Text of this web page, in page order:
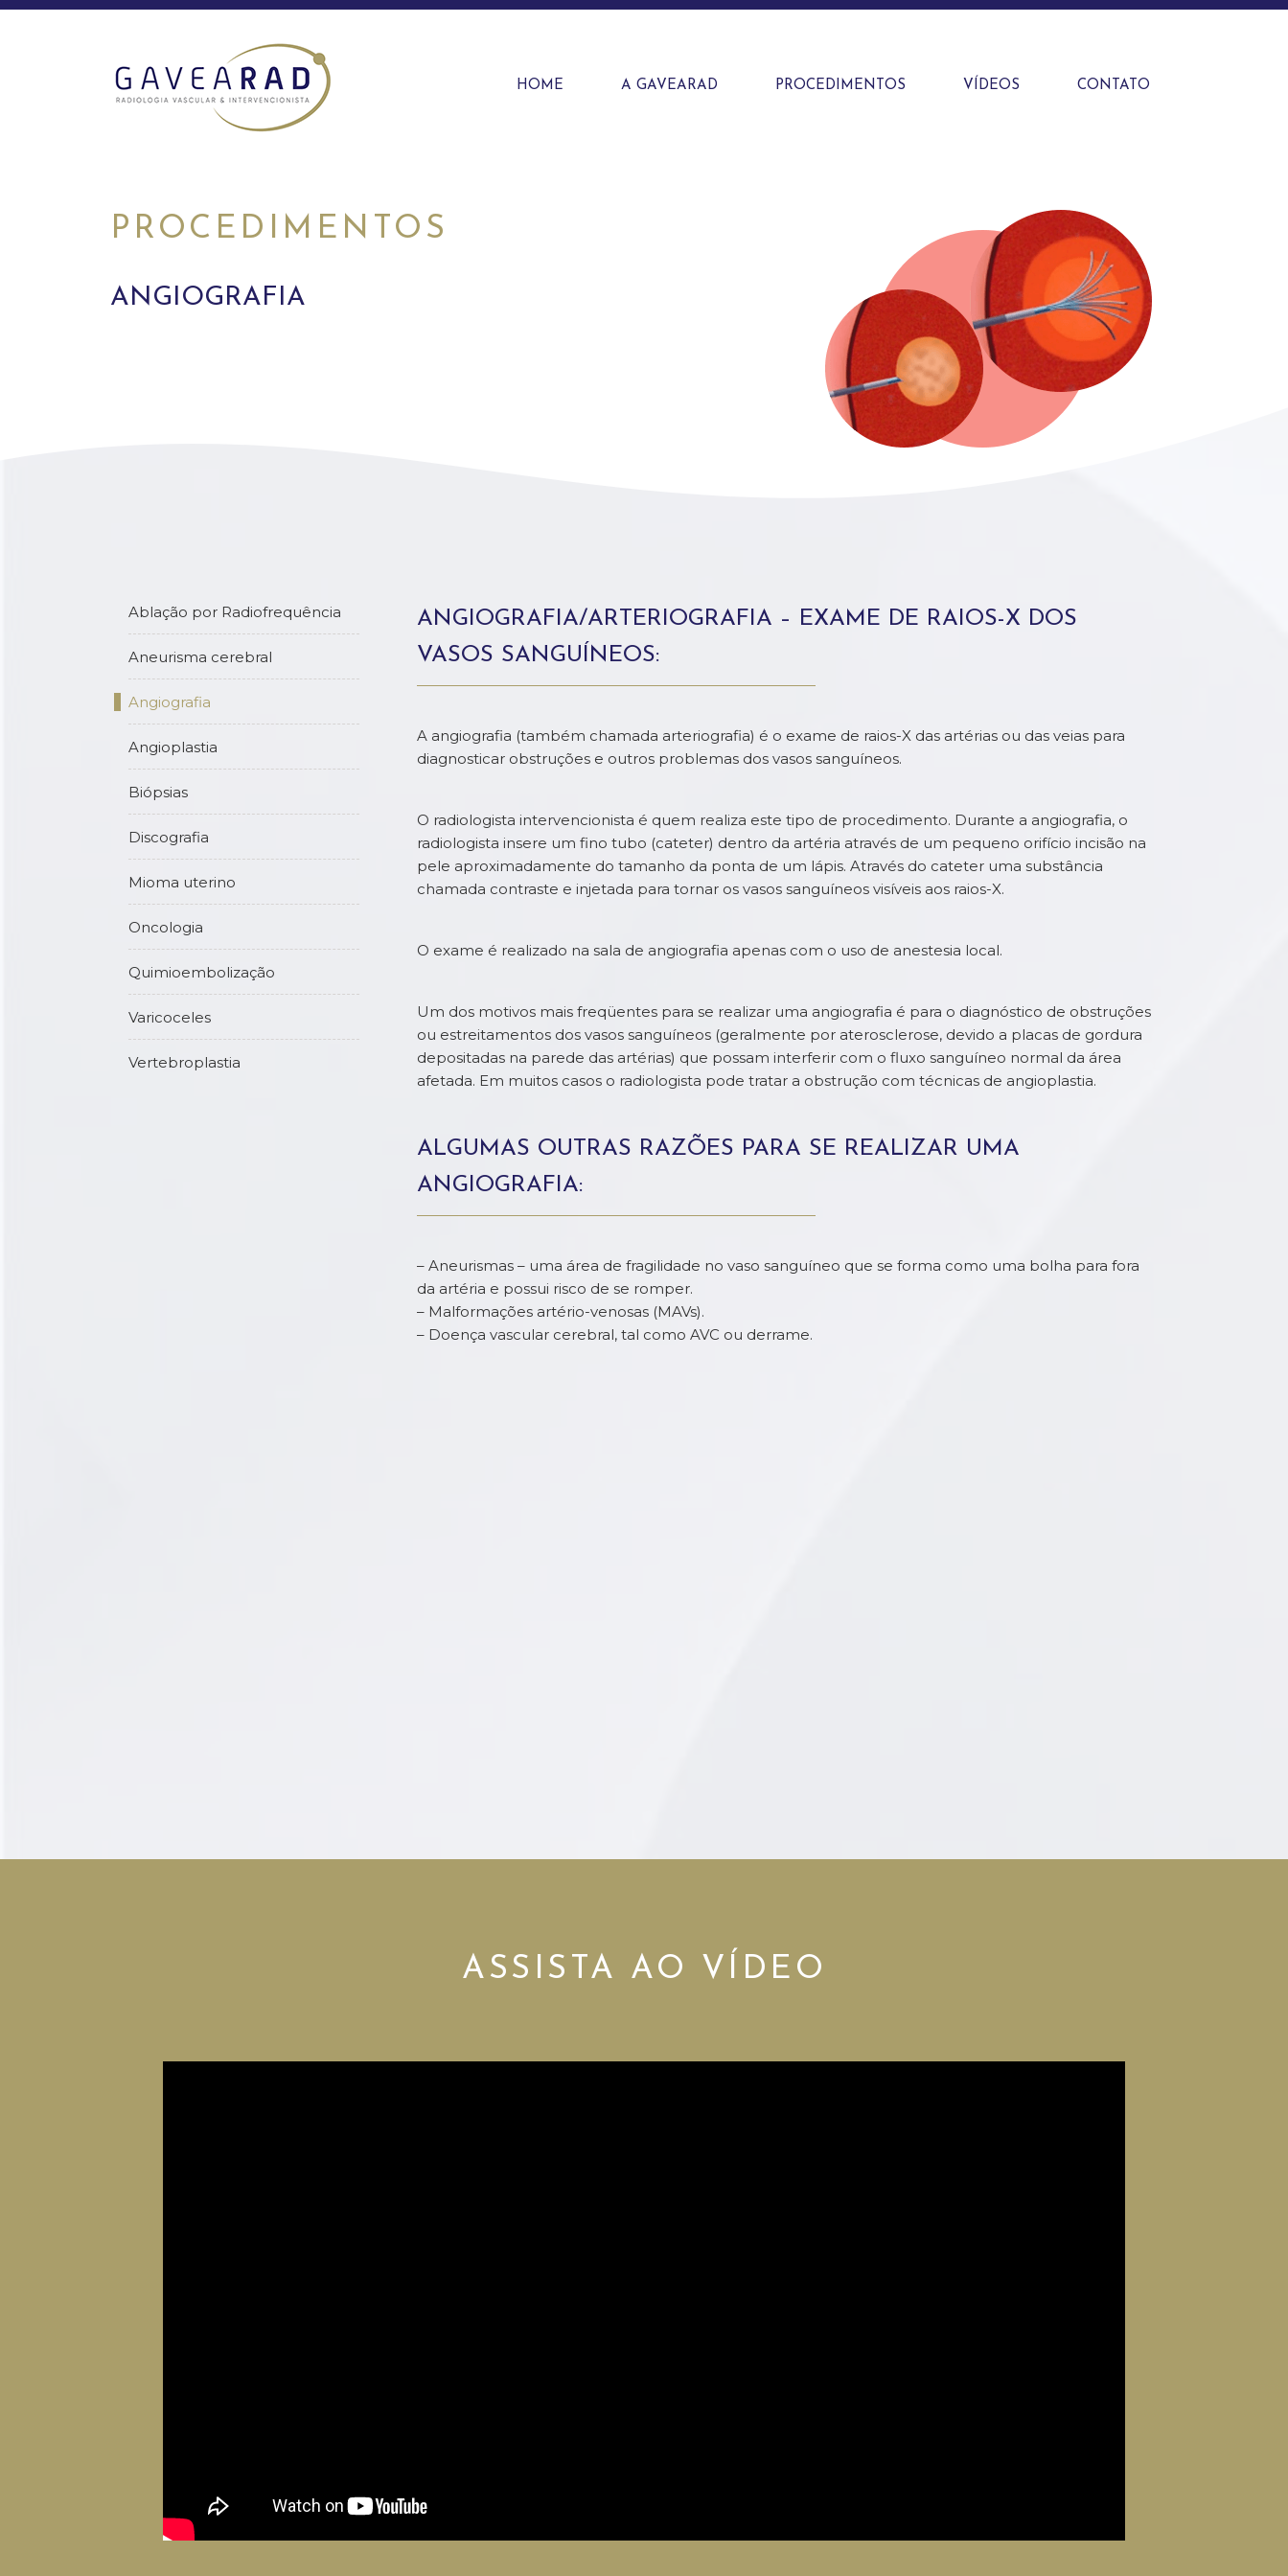
HOME A GAVEARAD PROCEDIMENTOS VÍDEOS CONTATO
PROCEDIMENTOS
ANGIOGRAFIA
Ablação por Radiofrequência
Aneurisma cerebral
Angiografia
Angioplastia
Biópsias
Discografia
Mioma uterino
Oncologia
Quimioembolização
Varicoceles
Vertebroplastia
ANGIOGRAFIA/ARTERIOGRAFIA – EXAME DE RAIOS-X DOS
VASOS SANGUÍNEOS:
A angiografia (também chamada arteriografia) é o exame de raios-X das artérias ou das veias para
diagnosticar obstruções e outros problemas dos vasos sanguíneos.
O radiologista intervencionista é quem realiza este tipo de procedimento. Durante a angiografia, o
radiologista insere um fino tubo (cateter) dentro da artéria através de um pequeno orifício incisão na
pele aproximadamente do tamanho da ponta de um lápis. Através do cateter uma substância
chamada contraste e injetada para tornar os vasos sanguíneos visíveis aos raios-X.
O exame é realizado na sala de angiografia apenas com o uso de anestesia local.
Um dos motivos mais freqüentes para se realizar uma angiografia é para o diagnóstico de obstruções
ou estreitamentos dos vasos sanguíneos (geralmente por aterosclerose, devido a placas de gordura
depositadas na parede das artérias) que possam interferir com o fluxo sanguíneo normal da área
afetada. Em muitos casos o radiologista pode tratar a obstrução com técnicas de angioplastia.
ALGUMAS OUTRAS RAZÕES PARA SE REALIZAR UMA
ANGIOGRAFIA:
– Aneurismas – uma área de fragilidade no vaso sanguíneo que se forma como uma bolha para fora
da artéria e possui risco de se romper.
– Malformações artério-venosas (MAVs).
– Doença vascular cerebral, tal como AVC ou derrame.
ASSISTA AO VÍDEO